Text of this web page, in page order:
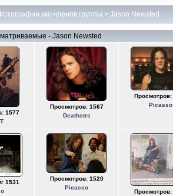
экс-членов группы > Jason Newsted
- Jason Newsted
1577
Просмотров: 1567
Deathstrs
Просмотров:
Picasso
1531
Просмотров: 1520
Picasso
Просмотров: